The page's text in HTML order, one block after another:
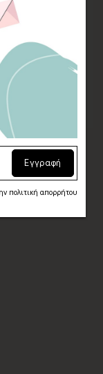
Εγγραφή
πολιτική απορρήτου